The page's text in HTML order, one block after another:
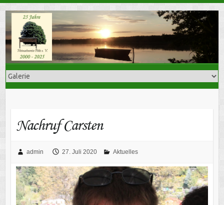
content
Nachruf Carsten
admin 27. Juli 2020 Aktuelles